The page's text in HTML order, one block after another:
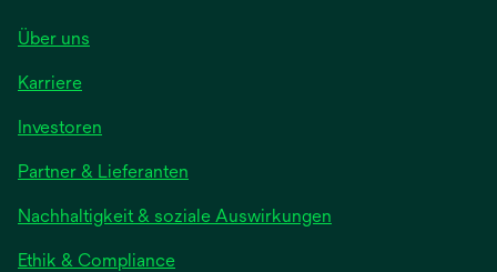
Über uns
Karriere
Investoren
Partner & Lieferanten
Nachhaltigkeit & soziale Auswirkungen
Ethik & Compliance